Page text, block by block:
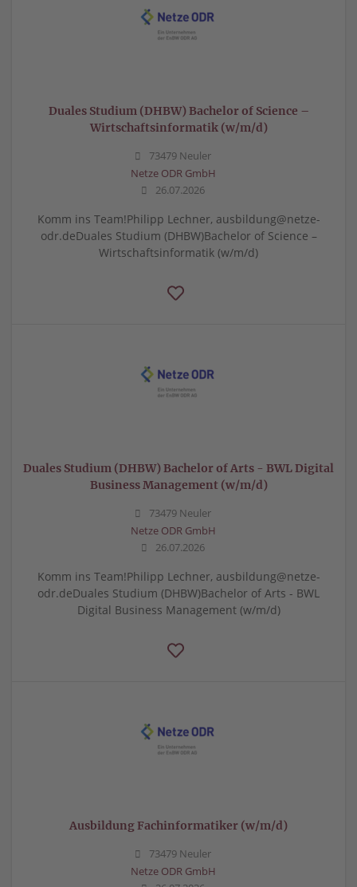
Duales Studium (DHBW) Bachelor of Science –
Wirtschaftsinformatik (w/m/d)
73479 Neuler
Netze ODR GmbH
26.07.2026
Komm ins Team!Philipp Lechner, ausbildung@netze-
odr.deDuales Studium (DHBW)Bachelor of Science –
Wirtschaftsinformatik (w/m/d)
Duales Studium (DHBW) Bachelor of Arts - BWL Digital
Business Management (w/m/d)
73479 Neuler
Netze ODR GmbH
26.07.2026
Komm ins Team!Philipp Lechner, ausbildung@netze-
odr.deDuales Studium (DHBW)Bachelor of Arts - BWL
Digital Business Management (w/m/d)
Ausbildung Fachinformatiker (w/m/d)
73479 Neuler
Netze ODR GmbH